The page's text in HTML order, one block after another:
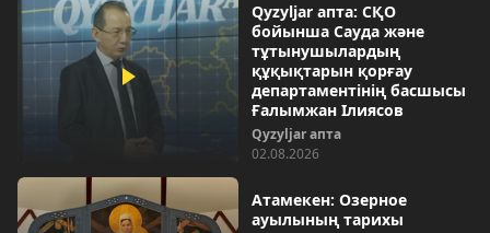
Qyzyljar апта: СҚО
бойынша Сауда және
тұтынушылардың
құқықтарын қорғау
департаментінің басшысы
Ғалымжан Ілиясов
Qyzyljar апта
02.08.2026
Атамекен: Озерное
ауылының тарихы